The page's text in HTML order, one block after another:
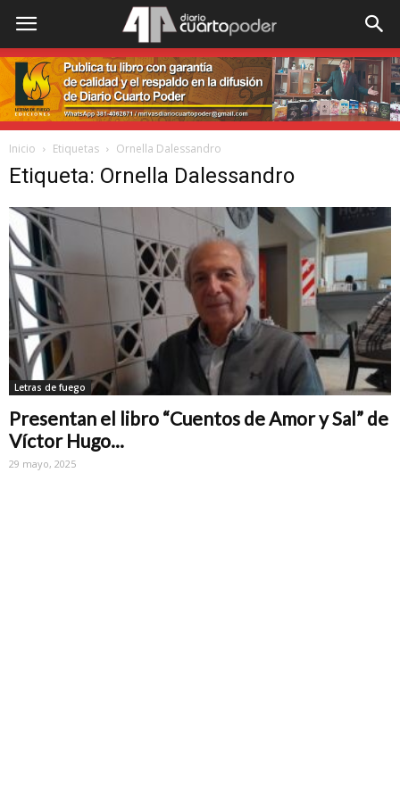
Inicio Etiquetas Ornella Dalessandro
Etiqueta: Ornella Dalessandro
Letras de fuego
Presentan el libro “Cuentos de Amor y Sal” de
Víctor Hugo...
29 mayo, 2025